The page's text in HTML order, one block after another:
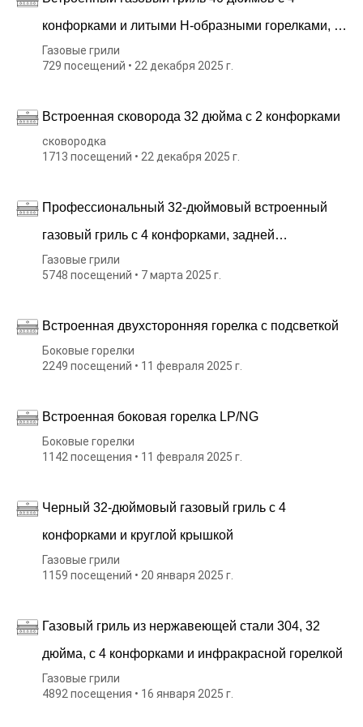
конфорками и литыми H-образными горелками, 18
000 БТЕ на горелку
Газовые грили
729 посещений • 22 декабря 2025 г.
Встроенная сковорода 32 дюйма с 2 конфорками
сковородка
1713 посещений • 22 декабря 2025 г.
Профессиональный 32-дюймовый встроенный
газовый гриль с 4 конфорками, задней
инфракрасной горелкой, набором для гриля и
Газовые грили
5748 посещений • 7 марта 2025 г.
Встроенная двухсторонняя горелка с подсветкой
Боковые горелки
2249 посещений • 11 февраля 2025 г.
Встроенная боковая горелка LP/NG
Боковые горелки
1142 посещения • 11 февраля 2025 г.
Черный 32-дюймовый газовый гриль с 4
конфорками и круглой крышкой
Газовые грили
1159 посещений • 20 января 2025 г.
Газовый гриль из нержавеющей стали 304, 32
дюйма, с 4 конфорками и инфракрасной горелкой
Газовые грили
4892 посещения • 16 января 2025 г.